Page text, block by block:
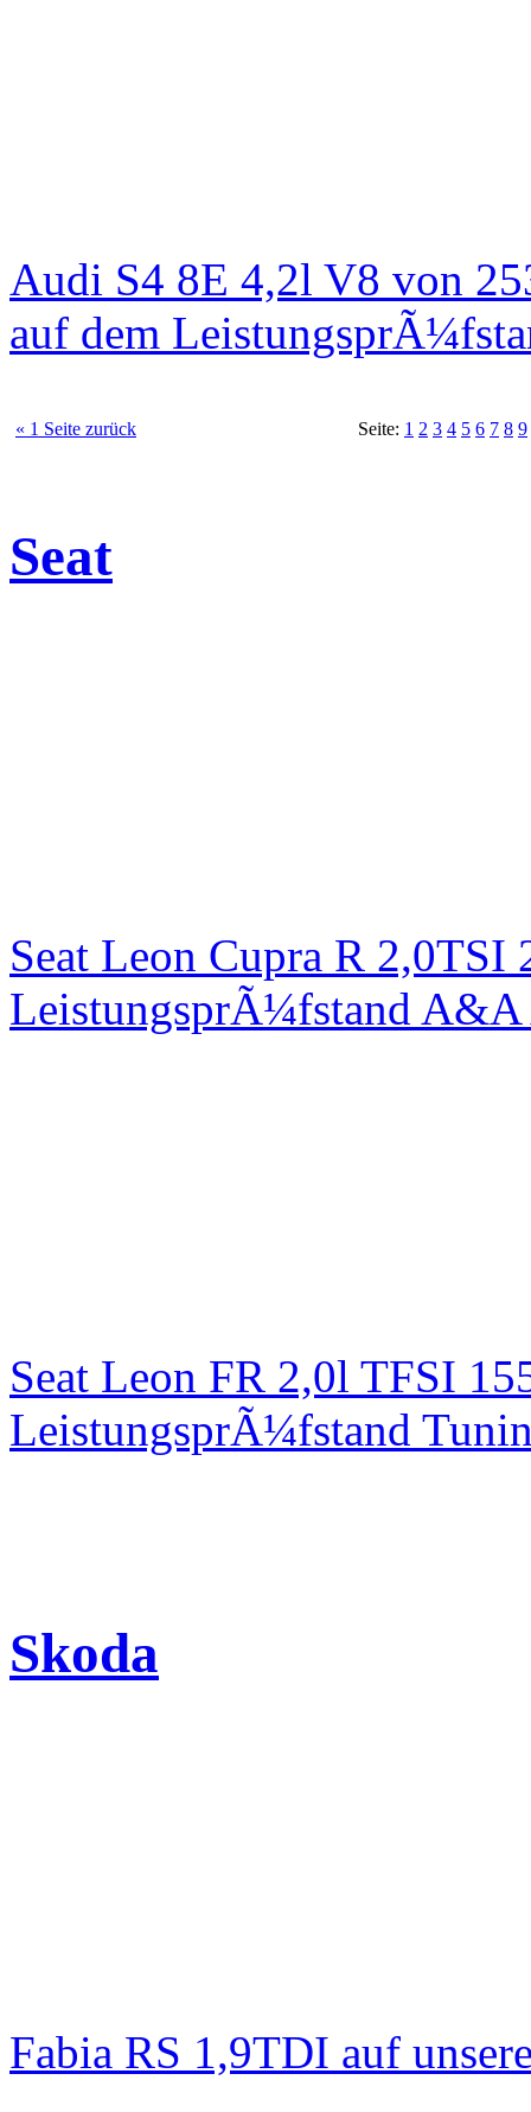
Audi S4 8E 4,2l V8 von
auf dem
« 1 Seite zurück Seite: 1 2 3 4 5 6 7 8 9
Seat
Seat Leon Cupra R
LeistungsprÃ¼fstand
Seat Leon FR 2,0l TFSI
LeistungsprÃ¼fstand
Skoda
Fabia RS 1,9TDI auf